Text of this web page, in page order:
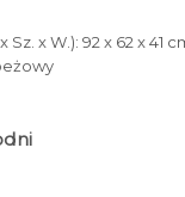
Sz. x W.): 92 x 62 x 41